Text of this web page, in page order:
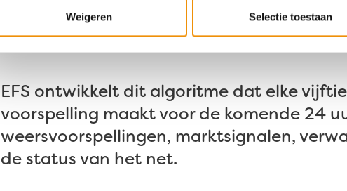
Weigeren Selectie toestaan
échte innovatie zit aan de achterkant: in
wanneer de batterij moet laden of
EFS ontwikkelt dit algoritme dat elke
voorspelling maakt voor de komende 24
weersvoorspellingen, marktsignalen,
de status van het net.